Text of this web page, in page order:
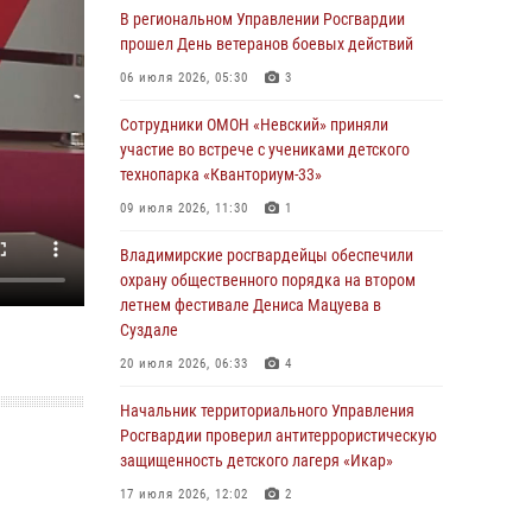
пресечена деятельность массажного салона,
в котором оказывались интимные услуги
28 июля 2026, 11:51
Во Владимирcкой области открыли
детском лагере «Икар»
27 июля 2026, 16:43 2
Владимирские росгвардейцы обеспечили
охрану общественного порядка на втором
летнем фестивале Дениса Мацуева в
Суздале
20 июля 2026, 06:33 4
Военнослужащий военного оркестра
регионального Управления Росвардии
выступил на празднике «Один день с
округа
В региональном Управлении Росгвардии
прошел День ветеранов боевых действий
06 июля 2026, 05:30 3
Сотрудники ОМОН «Невский» приняли
участие во встрече с учениками детского
технопарка «Кванториум-33»
09 июля 2026, 11:30 1
Владимирские росгвардейцы обеспечили
охрану общественного порядка на втором
летнем фестивале Дениса Мацуева в
Суздале
20 июля 2026, 06:33 4
Начальник территориального Управления
Росгвардии проверил антитеррористическую
защищенность детского лагеря «Икар»
17 июля 2026, 12:02 2